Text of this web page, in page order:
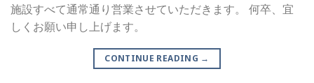
施設すべて通常通り営業させていただきます。 何卒、宜
しくお願い申し上げます。
CONTINUE READING →